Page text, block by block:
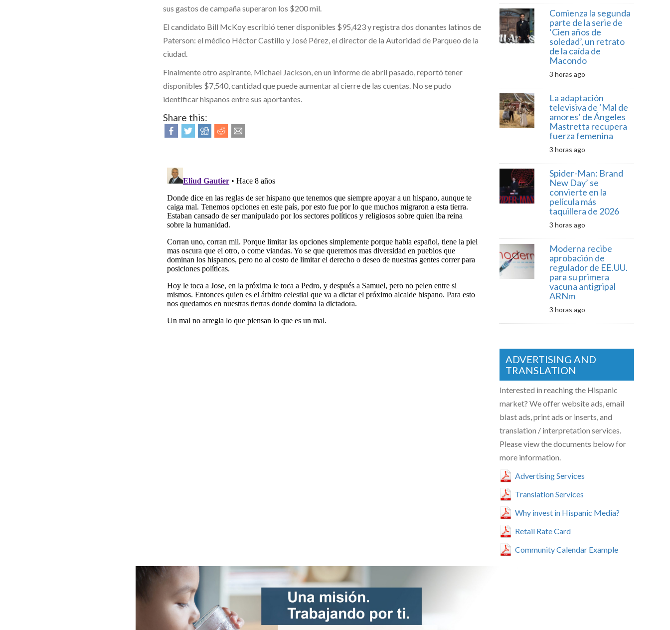
sus gastos de campaña superaron los $200 mil.
El candidato Bill McKoy escribió tener disponibles $95,423 y registra dos donantes latinos de
Paterson: el médico Héctor Castillo y José Pérez, el director de la Autoridad de Parqueo de la
ciudad.
Finalmente otro aspirante, Michael Jackson, en un informe de abril pasado, reportó tener
disponibles $7,540, cantidad que puede aumentar al cierre de las cuentas. No se pudo
identificar hispanos entre sus aportantes.
Share this:
Comienza la segunda
parte de la serie de
‘Cien años de
soledad’, un retrato
de la caída de
Macondo
3 horas ago
La adaptación
televisiva de ‘Mal de
amores’ de Ángeles
Mastretta recupera
fuerza femenina
3 horas ago
Spider-Man: Brand
New Day’ se
convierte en la
película más
taquillera de 2026
3 horas ago
Moderna recibe
aprobación de
regulador de EE.UU.
para su primera
vacuna antigripal
ARNm
3 horas ago
ADVERTISING AND
TRANSLATION
Interested in reaching the Hispanic
market? We offer website ads, email
blast ads, print ads or inserts, and
translation / interpretation services.
Please view the documents below for
more information.
Advertising Services
Translation Services
Why invest in Hispanic Media?
Retail Rate Card
Community Calendar Example